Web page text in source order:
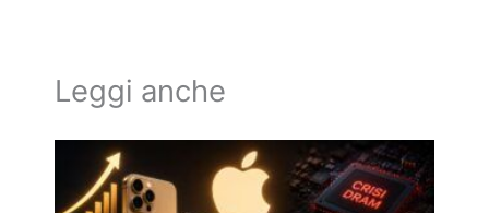
Leggi anche